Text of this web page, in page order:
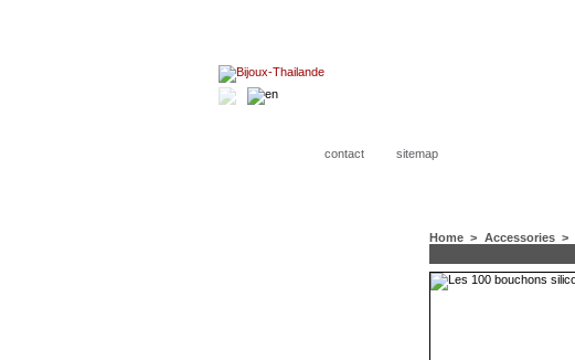
contact sitemap
Home > Accessories >